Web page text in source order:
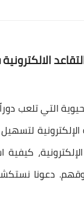
الالكترونية
التي تلعب
دعونا